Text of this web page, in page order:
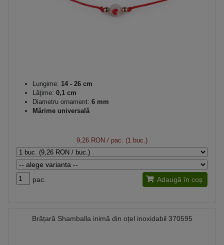
Lungime: 14 - 26 cm
Lăţime: 0,1 cm
Diametru ornament: 6 mm
Mărime universală
9,26 RON / pac. (1 buc.)
pac. Adaugă în coș
Brățară Shamballa inimă din oțel inoxidabil 370595